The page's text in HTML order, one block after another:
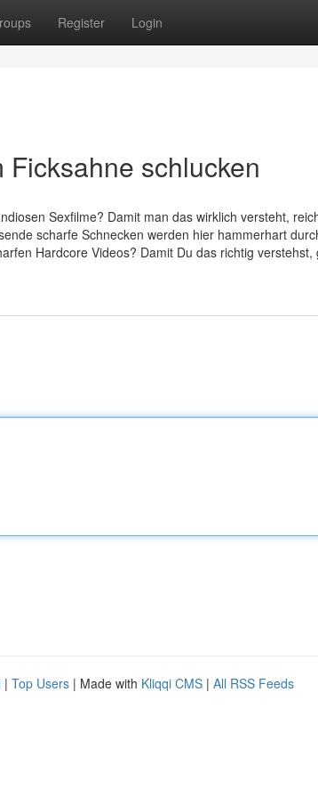
Register Login
schlucken
Sexfilme? Damit man das wirklich versteht,
scharfe Schnecken werden hier hammerhart
Hardcore Videos? Damit Du das richtig
| Top Users | Made with Kliqqi CMS | All RSS Feeds